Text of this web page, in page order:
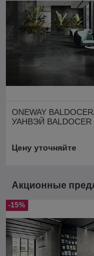
ONEWAY
УАНВЭЙ BALDOCER
Цену уточняйте
Акционные
-15%